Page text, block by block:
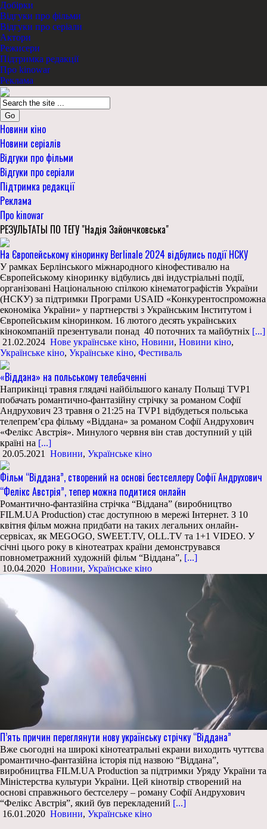
Добірки
Відгуки про фільми
Відгуки про серіали
Актори
Режисери
Підтримка редакції
Про kinowar
Реклама
Go
Новини кіно
Новини серіалів
Відгуки про фільми
Відгуки про серіали
Підтримка редакції
Реклама
Про kinowar
РЕЗУЛЬТАТЫ ПО ТЕГУ "Надія Зайончковська"
На Європейському кіноринку Berlinale 2024 відбулись події НСКУ
У рамках Берлінського міжнародного кінофестивалю на
Європейському кіноринку відбулись дві індустріальні події,
організовані Національною спілкою кінематографістів України
(НСКУ) за підтримки Програми USAID «Конкурентоспроможна
економіка України» у партнерстві з Українським Інститутом і
Європейським кіноринком. 16 лютого десять українських
кінокомпаній презентували понад 40 поточних та майбутніх [...]
21.02.2024 Нове українське кіно, Новини, Новини кіно,
Українське кіно, Українське кіно, Фестиваль
«Віддана» на польському телебаченні
Наприкінці травня глядачі найбільшого каналу Польщі TVP1
побачать романтично-фантазійну стрічку за романом Софії
Андрухович 23 травня о 21:25 на TVP1 відбудеться польська
телепрем’єра фільму «Віддана» за романом Софії Андрухович
«Фелікс Австрія». Минулого червня він став доступний у цій
країні на [...]
20.05.2021
Новини, Українське кіно
Фільм “Віддана”, створений на основі бестселлеру Софії Андрухович
“Фелікс Австрія”, тепер можна подитися онлайн
Романтично-фантазійна стрічка “Віддана” (виробництво
FILM.UA Production) стає доступною в мережі Інтернет. З 10
квітня фільм можна придбати на таких легальних онлайн-
сервісах, як MEGOGO, SWEET.TV, OLL.TV та 1+1 VIDEO. У
січні цього року в кінотеатрах країни демонструвався
повнометражний художній фільм “Віддана”, [...]
10.04.2020 Новини, Українське кіно
П’ять причин переглянути нову українську стрічку “Віддана”
Вже сьогодні на широкі кінотеатральні екрани виходить чуттєва
романтично-фантазійна історія під назвою “Віддана”,
виробництва FILM.UA Production за підтримки Уряду України та
Міністерства культури України. Цей кінотвір створений на
основі справжнього бестселеру – роману Софії Андрухович
“Фелікс Австрія”, який був перекладений [...]
16.01.2020 Новини, Українське кіно